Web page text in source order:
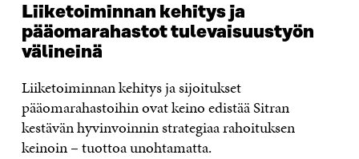
Liiketoiminnan kehitys ja
pääomarahastot tulevaisuustyön
välineinä
Liiketoiminnan kehitys ja sijoitukset
pääomarahastoihin ovat keino edistää Sitran
kestävän hyvinvoinnin strategiaa rahoituksen
keinoin – tuottoa unohtamatta.